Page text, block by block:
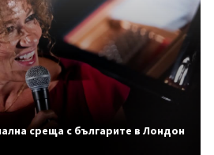
среща с българите в Лондон